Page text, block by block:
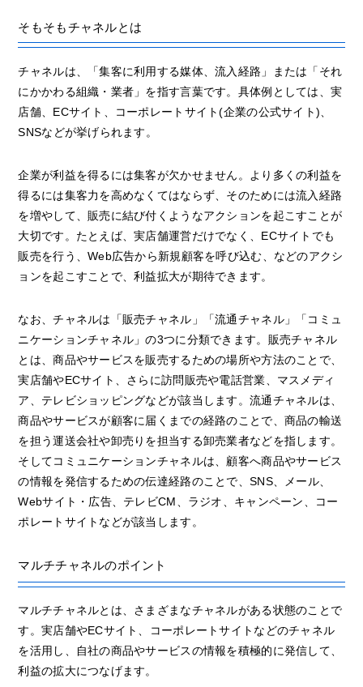
そもそもチャネルとは
チャネルは、「集客に利用する媒体、流入経路」または「それ
にかかわる組織・業者」を指す言葉です。具体例としては、実
店舗、ECサイト、コーポレートサイト(企業の公式サイト)、
SNSなどが挙げられます。
企業が利益を得るには集客が欠かせません。より多くの利益を
得るには集客力を高めなくてはならず、そのためには流入経路
を増やして、販売に結び付くようなアクションを起こすことが
大切です。たとえば、実店舗運営だけでなく、ECサイトでも
販売を行う、Web広告から新規顧客を呼び込む、などのアクシ
ョンを起こすことで、利益拡大が期待できます。
なお、チャネルは「販売チャネル」「流通チャネル」「コミュ
ニケーションチャネル」の3つに分類できます。販売チャネル
とは、商品やサービスを販売するための場所や方法のことで、
実店舗やECサイト、さらに訪問販売や電話営業、マスメディ
ア、テレビショッピングなどが該当します。流通チャネルは、
商品やサービスが顧客に届くまでの経路のことで、商品の輸送
を担う運送会社や卸売りを担当する卸売業者などを指します。
そしてコミュニケーションチャネルは、顧客へ商品やサービス
の情報を発信するための伝達経路のことで、SNS、メール、
Webサイト・広告、テレビCM、ラジオ、キャンペーン、コー
ポレートサイトなどが該当します。
マルチチャネルのポイント
マルチチャネルとは、さまざまなチャネルがある状態のことで
す。実店舗やECサイト、コーポレートサイトなどのチャネル
を活用し、自社の商品やサービスの情報を積極的に発信して、
利益の拡大につなげます。